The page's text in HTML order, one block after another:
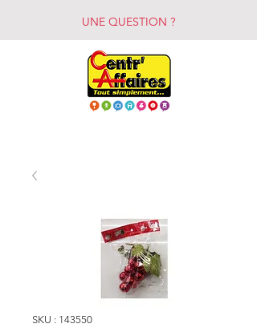
UNE QUESTION ?
SKU : 143550